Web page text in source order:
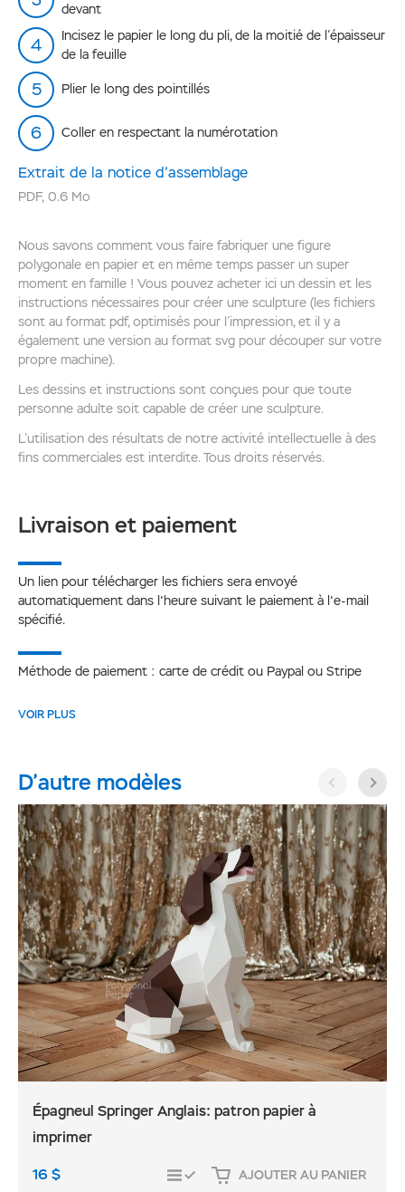
devant
Incisez le papier le long du pli, de la moitié de l’épaisseur
de la feuille
Plier le long des pointillés
Coller en respectant la numérotation
Extrait de la notice d’assemblage
PDF, 0.6 Mo
Nous savons comment vous faire fabriquer une figure
polygonale en papier et en même temps passer un super
moment en famille ! Vous pouvez acheter ici un dessin et les
instructions nécessaires pour créer une sculpture (les fichiers
sont au format pdf, optimisés pour l’impression, et il y a
également une version au format svg pour découper sur votre
propre machine).
Les dessins et instructions sont conçues pour que toute
personne adulte soit capable de créer une sculpture.
L’utilisation des résultats de notre activité intellectuelle à des
fins commerciales est interdite. Tous droits réservés.
Livraison et paiement
Un lien pour télécharger les fichiers sera envoyé
automatiquement dans l'heure suivant le paiement à l'e-mail
spécifié.
Méthode de paiement : carte de crédit ou Paypal ou Stripe
VOIR PLUS
D’autre modèles
Épagneul Springer Anglais: patron papier à
imprimer
16$ COMPARER AJOUTER AU PANIER